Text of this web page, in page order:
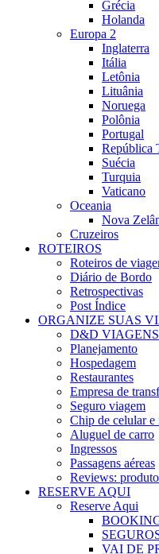
Grécia
Holanda
Europa 2
Inglaterra
Itália
Letônia
Lituânia
Noruega
Polônia
Portugal
República
Suécia
Turquia
Vaticano
Oceania
Nova
Cruzeiros
ROTEIROS
Roteiros de
Diário de Bordo
Retrospectivas
Post Índice
ORGANIZE SUAS
D&D VIAGENS:
Planejamento
Hospedagem
Restaurantes
Empresa de
Seguro viagem
Chip de celular e
Aluguel de carro
Ingressos
Passagens aéreas
Reviews:
RESERVE AQUI
Reserve Aqui
VAI DE